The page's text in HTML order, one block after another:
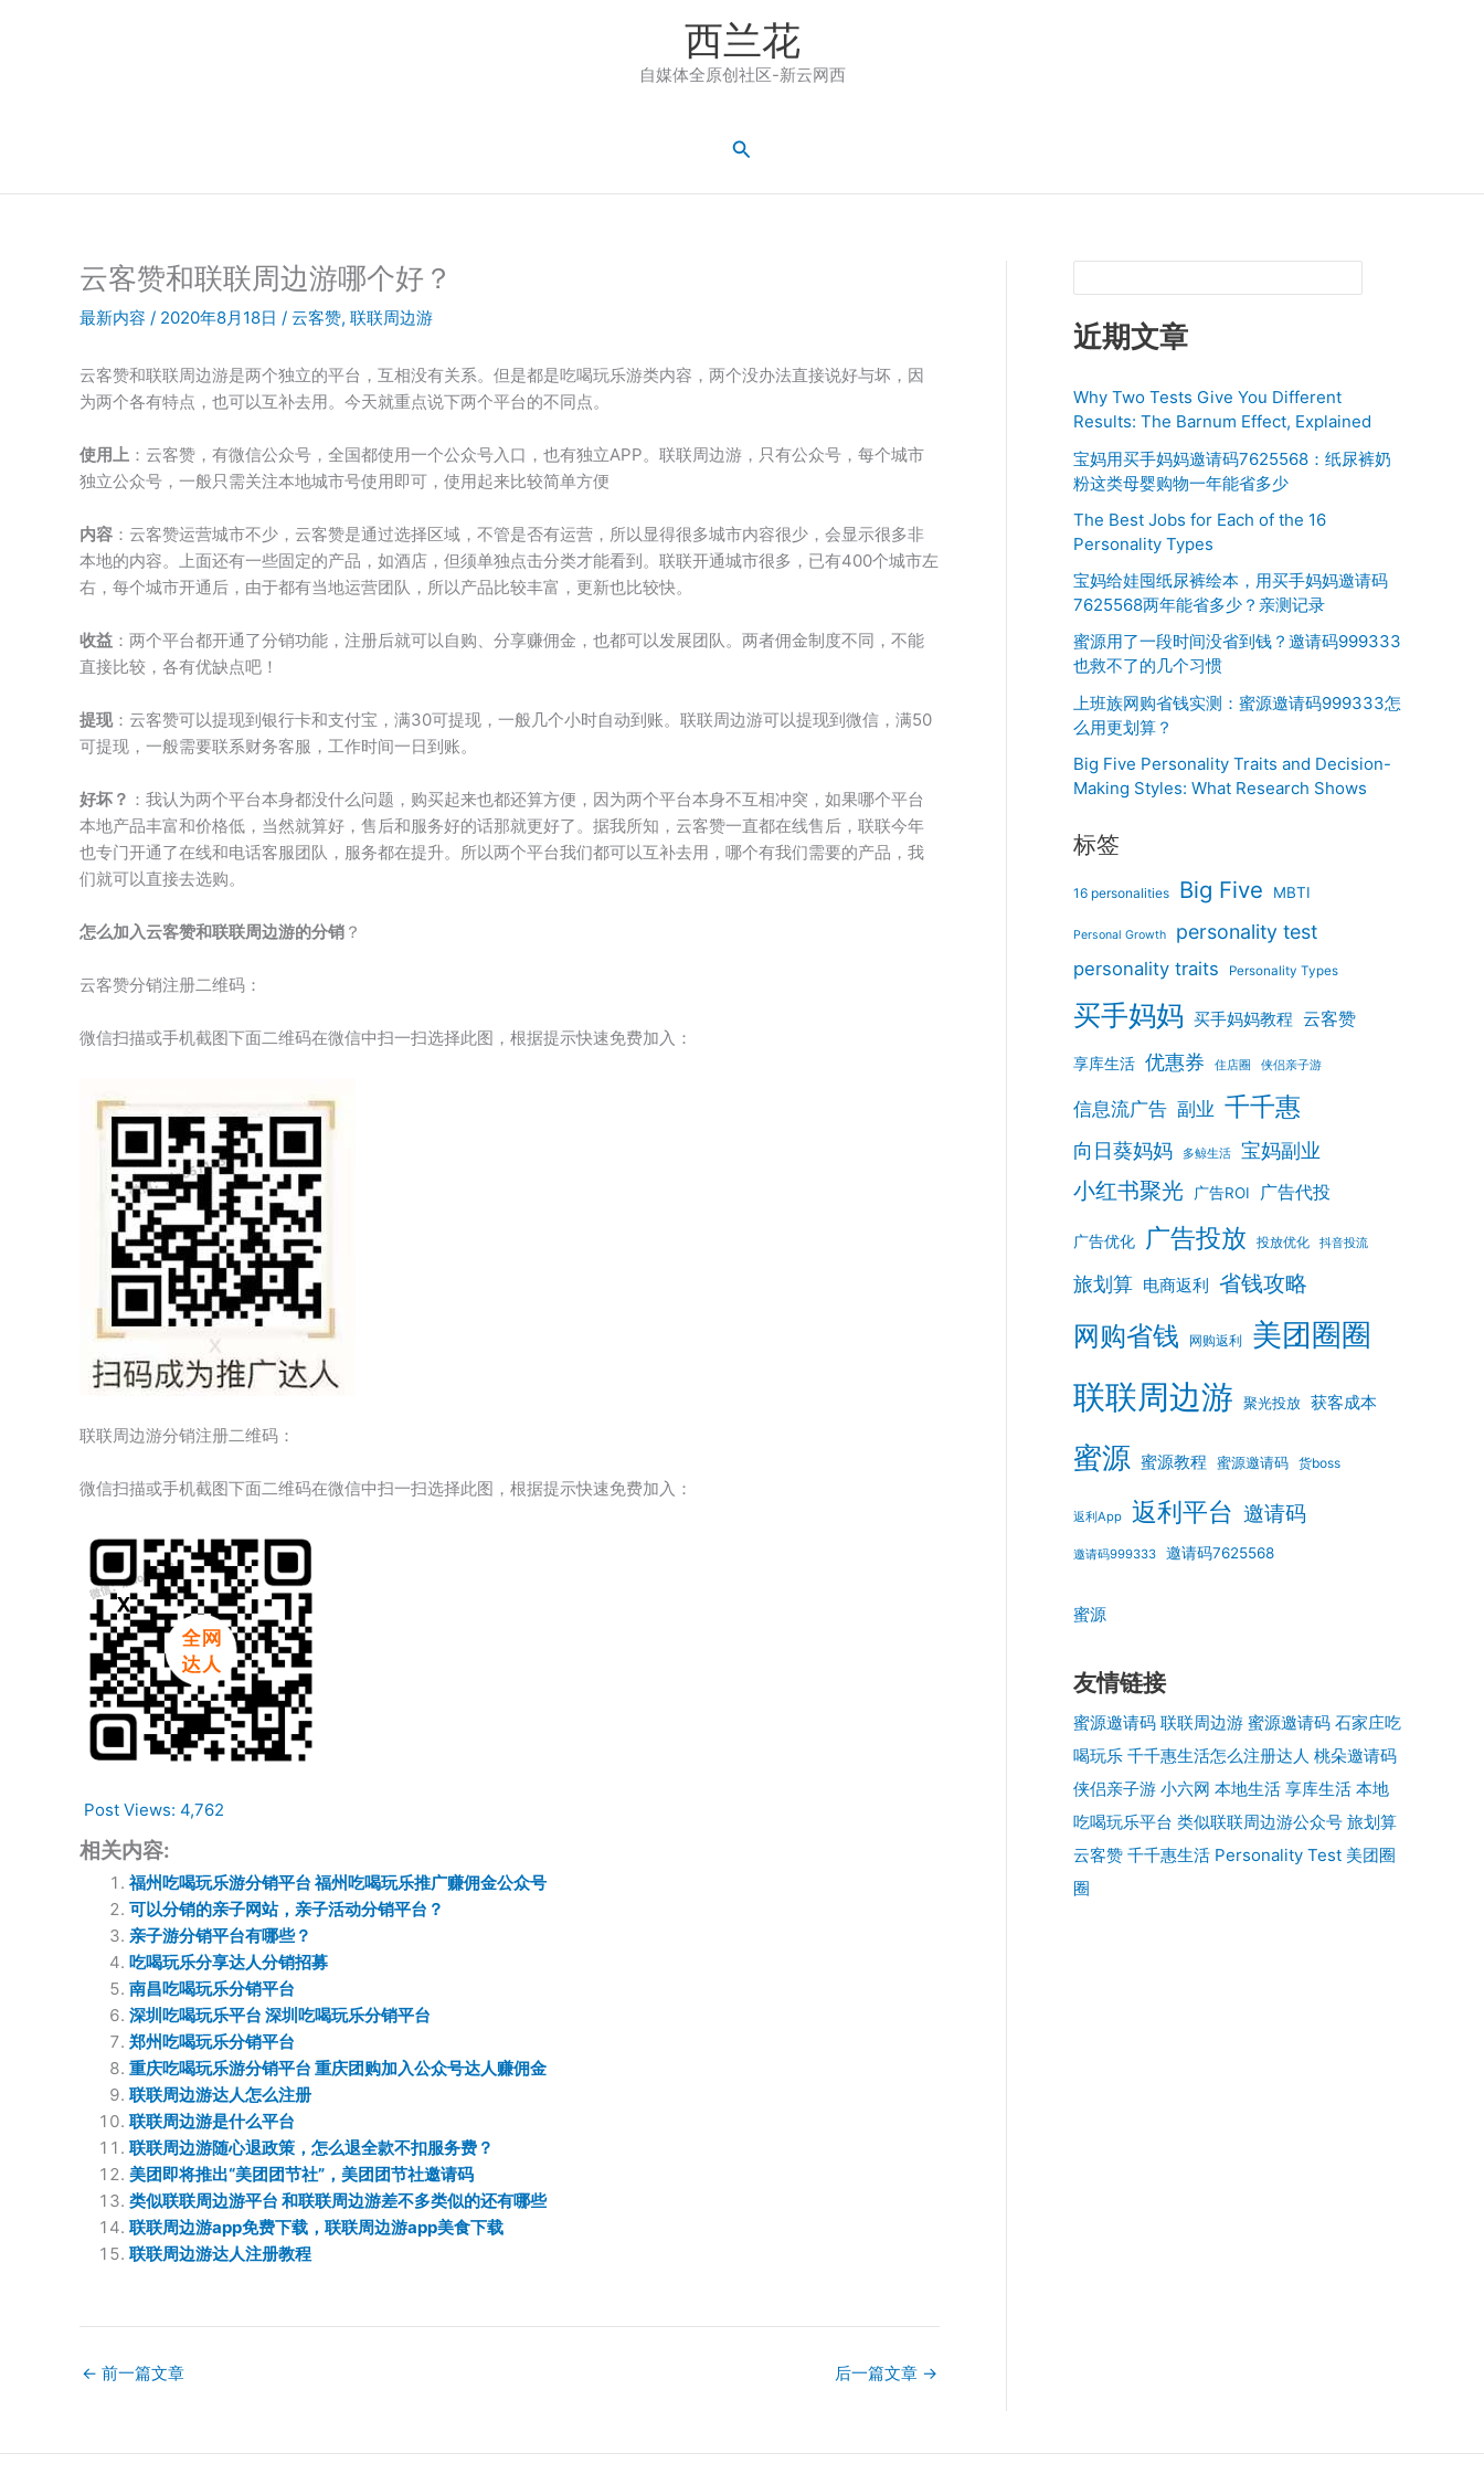
西兰花
自媒体全原创社区-新云网西
搜
云客赞和联联周边游哪个好？
最新内容 / 2020年8月18日 / 云客赞, 联联周边游
云客赞和联联周边游是两个独立的平台，互相没有关系。但是都是吃喝玩乐游类内容，两个没办法直接说好与坏，因
为两个各有特点，也可以互补去用。今天就重点说下两个平台的不同点。
使用上 ：云客赞，有微信公众号，全国都使用一个公众号入口，也有独立APP。联联周边游，只有公众号，每个城市
独立公众号，一般只需关注本地城市号使用即可，使用起来比较简单方便
内容 ：云客赞运营城市不少，云客赞是通过选择区域，不管是否有运营，所以显得很多城市内容很少，会显示很多非
本地的内容。上面还有一些固定的产品，如酒店，但须单独点击分类才能看到。联联开通城市很多，已有400个城市左
右，每个城市开通后，由于都有当地运营团队，所以产品比较丰富，更新也比较快。
收益 ：两个平台都开通了分销功能，注册后就可以自购、分享赚佣金，也都可以发展团队。两者佣金制度不同，不能
直接比较，各有优缺点吧！
提现：云客赞可以提现到银行卡和支付宝，满30可提现，一般几个小时自动到账。联联周边游可以提现到微信，满50
可提现，一般需要联系财务客服，工作时间一日到账。
好坏？ ：我认为两个平台本身都没什么问题，购买起来也都还算方便，因为两个平台本身不互相冲突，如果哪个平台
本地产品丰富和价格低，当然就算好，售后和服务好的话那就更好了。据我所知，云客赞一直都在线售后，联联今年
也专门开通了在线和电话客服团队，服务都在提升。所以两个平台我们都可以互补去用，哪个有我们需要的产品，我
们就可以直接去选购。
怎么加入云客赞和联联周边游的分销 ？
云客赞分销注册二维码：
微信扫描或手机截图下面二维码在微信中扫一扫选择此图，根据提示快速免费加入：
联联周边游分销注册二维码：
微信扫描或手机截图下面二维码在微信中扫一扫选择此图，根据提示快速免费加入：
Post Views: 4,762
相关内容:
福州吃喝玩乐游分销平台 福州吃喝玩乐推广赚佣金公众号
可以分销的亲子网站，亲子活动分销平台？
亲子游分销平台有哪些？
吃喝玩乐分享达人分销招募
南昌吃喝玩乐分销平台
深圳吃喝玩乐平台 深圳吃喝玩乐分销平台
郑州吃喝玩乐分销平台
重庆吃喝玩乐游分销平台 重庆团购加入公众号达人赚佣金
联联周边游达人怎么注册
联联周边游是什么平台
联联周边游随心退政策，怎么退全款不扣服务费？
美团即将推出“美团团节社”，美团团节社邀请码
类似联联周边游平台 和联联周边游差不多类似的还有哪些
联联周边游app免费下载，联联周边游app美食下载
联联周边游达人注册教程
← 前一篇文章 后一篇文章 →
近期文章
Why Two Tests Give You Different
Results: The Barnum Effect, Explained
宝妈用买手妈妈邀请码7625568：纸尿裤奶
粉这类母婴购物一年能省多少
The Best Jobs for Each of the 16
Personality Types
宝妈给娃囤纸尿裤绘本，用买手妈妈邀请码
7625568两年能省多少？亲测记录
蜜源用了一段时间没省到钱？邀请码999333
也救不了的几个习惯
上班族网购省钱实测：蜜源邀请码999333怎
么用更划算？
Big Five Personality Traits and Decision-
Making Styles: What Research Shows
标签
16 personalities Big Five MBTI
Personal Growth personality test
personality traits Personality Types
买手妈妈 买手妈妈教程 云客赞
享库生活 优惠券 住店圈 侠侣亲子游
信息流广告 副业 千千惠
向日葵妈妈 多鲸生活 宝妈副业
小红书聚光 广告ROI 广告代投
广告优化 广告投放 投放优化 抖音投流
旅划算 电商返利 省钱攻略
网购省钱 网购返利 美团圈圈
联联周边游 聚光投放 获客成本
蜜源 蜜源教程 蜜源邀请码 货boss
返利App 返利平台 邀请码
邀请码999333 邀请码7625568
蜜源
友情链接
蜜源邀请码 联联周边游 蜜源邀请码 石家庄吃
喝玩乐 千千惠生活怎么注册达人 桃朵邀请码
侠侣亲子游 小六网 本地生活 享库生活 本地
吃喝玩乐平台 类似联联周边游公众号 旅划算
云客赞 千千惠生活 Personality Test 美团圈
圈